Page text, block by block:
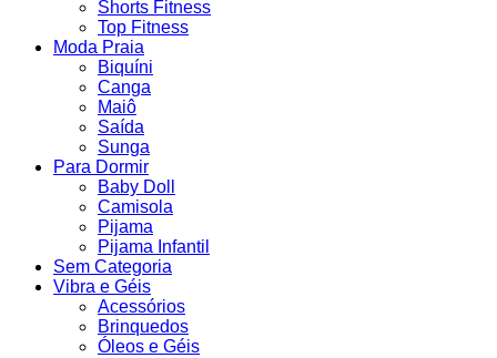
Shorts Fitness
Top Fitness
Moda Praia
Biquíni
Canga
Maiô
Saída
Sunga
Para Dormir
Baby Doll
Camisola
Pijama
Pijama Infantil
Sem Categoria
Vibra e Géis
Acessórios
Brinquedos
Óleos e Géis